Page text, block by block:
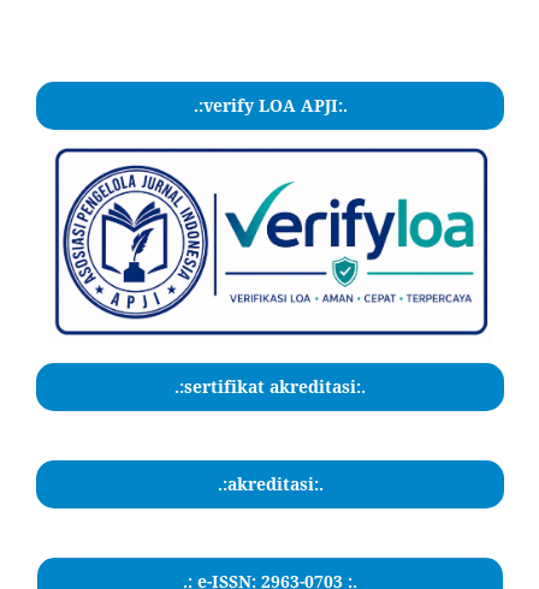
.:verify LOA APJI:.
.:sertifikat akreditasi:.
.:akreditasi:.
.: e-ISSN: 2963-0703 :.